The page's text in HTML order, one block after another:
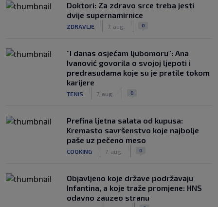
Doktori: Za zdravo srce treba jesti
dvije supernamirnice
ZDRAVLJE 7. aug. 0
"I danas osjećam ljubomoru": Ana
Ivanović govorila o svojoj ljepoti i
predrasudama koje su je pratile tokom
karijere
TENIS 7. aug. 0
Prefina ljetna salata od kupusa:
Kremasto savršenstvo koje najbolje
paše uz pečeno meso
COOKING 7. aug. 0
Objavljeno koje države podržavaju
Infantina, a koje traže promjene: HNS
odavno zauzeo stranu